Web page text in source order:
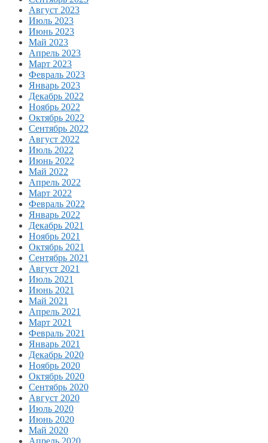
Август 2023
Июль 2023
Июнь 2023
Май 2023
Апрель 2023
Март 2023
Февраль 2023
Январь 2023
Декабрь 2022
Ноябрь 2022
Октябрь 2022
Сентябрь 2022
Август 2022
Июль 2022
Июнь 2022
Май 2022
Апрель 2022
Март 2022
Февраль 2022
Январь 2022
Декабрь 2021
Ноябрь 2021
Октябрь 2021
Сентябрь 2021
Август 2021
Июль 2021
Июнь 2021
Май 2021
Апрель 2021
Март 2021
Февраль 2021
Январь 2021
Декабрь 2020
Ноябрь 2020
Октябрь 2020
Сентябрь 2020
Август 2020
Июль 2020
Июнь 2020
Май 2020
Апрель 2020